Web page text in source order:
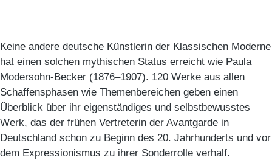
Keine andere deutsche Künstlerin der Klassischen Moderne
hat einen solchen mythischen Status erreicht wie Paula
Modersohn-Becker (1876–1907). 120 Werke aus allen
Schaffensphasen wie Themenbereichen geben einen
Überblick über ihr eigenständiges und selbstbewusstes
Werk, das der frühen Vertreterin der Avantgarde in
Deutschland schon zu Beginn des 20. Jahrhunderts und vor
dem Expressionismus zu ihrer Sonderrolle verhalf.